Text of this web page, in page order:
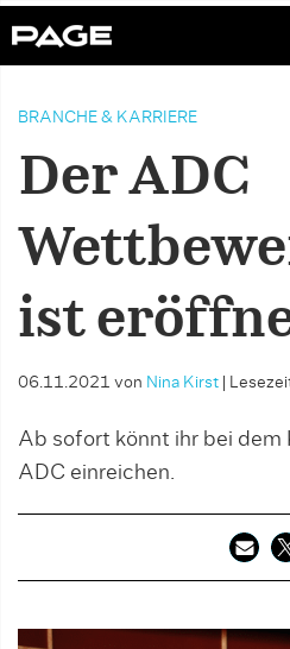
BRANCHE & KARRIERE
Der ADC
ist
06.11.2021 von Nina Kirst
Ab sofort könnt ihr bei
ADC einreichen.